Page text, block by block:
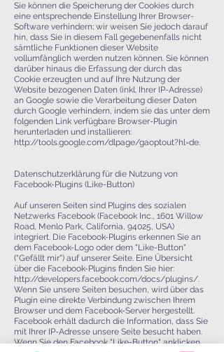
Sie können die Speicherung der Cookies durch
eine entsprechende Einstellung Ihrer Browser-
Software verhindern; wir weisen Sie jedoch darauf
hin, dass Sie in diesem Fall gegebenenfalls nicht
sämtliche Funktionen dieser Website
vollumfänglich werden nutzen können. Sie können
darüber hinaus die Erfassung der durch das
Cookie erzeugten und auf Ihre Nutzung der
Website bezogenen Daten (inkl. Ihrer IP-Adresse)
an Google sowie die Verarbeitung dieser Daten
durch Google verhindern, indem sie das unter dem
folgenden Link verfügbare Browser-Plugin
herunterladen und installieren:
http://tools.google.com/dlpage/gaoptout?hl=de.
Datenschutzerklärung für die Nutzung von
Facebook-Plugins (Like-Button)
Auf unseren Seiten sind Plugins des sozialen
Netzwerks Facebook (Facebook Inc., 1601 Willow
Road, Menlo Park, California, 94025, USA)
integriert. Die Facebook-Plugins erkennen Sie an
dem Facebook-Logo oder dem "Like-Button"
("Gefällt mir") auf unserer Seite. Eine Übersicht
über die Facebook-Plugins finden Sie hier:
http://developers.facebook.com/docs/plugins/.
Wenn Sie unsere Seiten besuchen, wird über das
Plugin eine direkte Verbindung zwischen Ihrem
Browser und dem Facebook-Server hergestellt.
Facebook erhält dadurch die Information, dass Sie
mit Ihrer IP-Adresse unsere Seite besucht haben.
Wenn Sie den Facebook "Like-Button" anklicken